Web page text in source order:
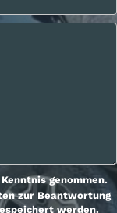
genommen.
zur Beantwortung
werden.